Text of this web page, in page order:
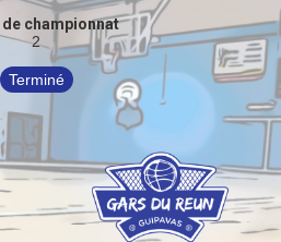
championnat
2
Terminé